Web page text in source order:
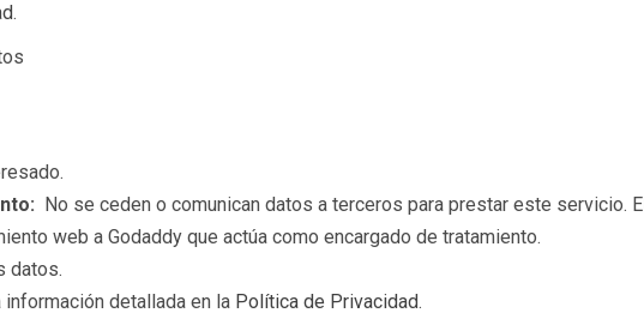
.
No se ceden o comunican datos a terceros para prestar este servicio. El
web a Godaddy que actúa como encargado de tratamiento.
datos.
información detallada en la Política de Privacidad.